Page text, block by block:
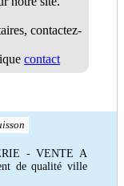
contactez-
contact
- VENTE A
de qualité ville